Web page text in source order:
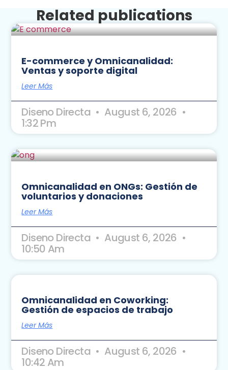
Related publications
E-commerce y Omnicanalidad:
Ventas y soporte digital
Leer Más
Diseno Directa August 6, 2026
1:32 Pm
Omnicanalidad en ONGs: Gestión de
voluntarios y donaciones
Leer Más
Diseno Directa August 6, 2026
10:50 Am
Omnicanalidad en Coworking:
Gestión de espacios de trabajo
Leer Más
Diseno Directa August 6, 2026
10:42 Am